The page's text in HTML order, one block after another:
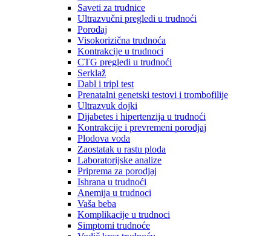
Saveti za trudnice
Ultrazvučni pregledi u trudnoći
Porođaj
Visokorizična trudnoća
Kontrakcije u trudnoci
CTG pregledi u trudnoći
Serklaž
Dabl i tripl test
Prenatalni genetski testovi i trombofilije
Ultrazvuk dojki
Dijabetes i hipertenzija u trudnoći
Kontrakcije i prevremeni porodjaj
Plodova voda
Zaostatak u rastu ploda
Laboratorijske analize
Priprema za porodjaj
Ishrana u trudnoći
Anemija u trudnoci
Vaša beba
Komplikacije u trudnoci
Simptomi trudnoće